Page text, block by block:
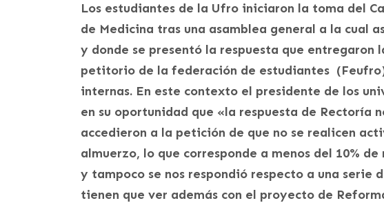
Los estudiantes de la Ufro iniciaron la toma del
de Medicina tras una asamblea general a la cual
y donde se presentó la respuesta que entregaron
petitorio de la federación de estudiantes
internas. En este contexto el presidente de los
en su oportunidad que «la respuesta de Rectoría
accedieron a la petición de que no se realicen
almuerzo, lo que corresponde a menos del 10%
y tampoco se nos respondió respecto a una serie
tienen que ver además con el proyecto de